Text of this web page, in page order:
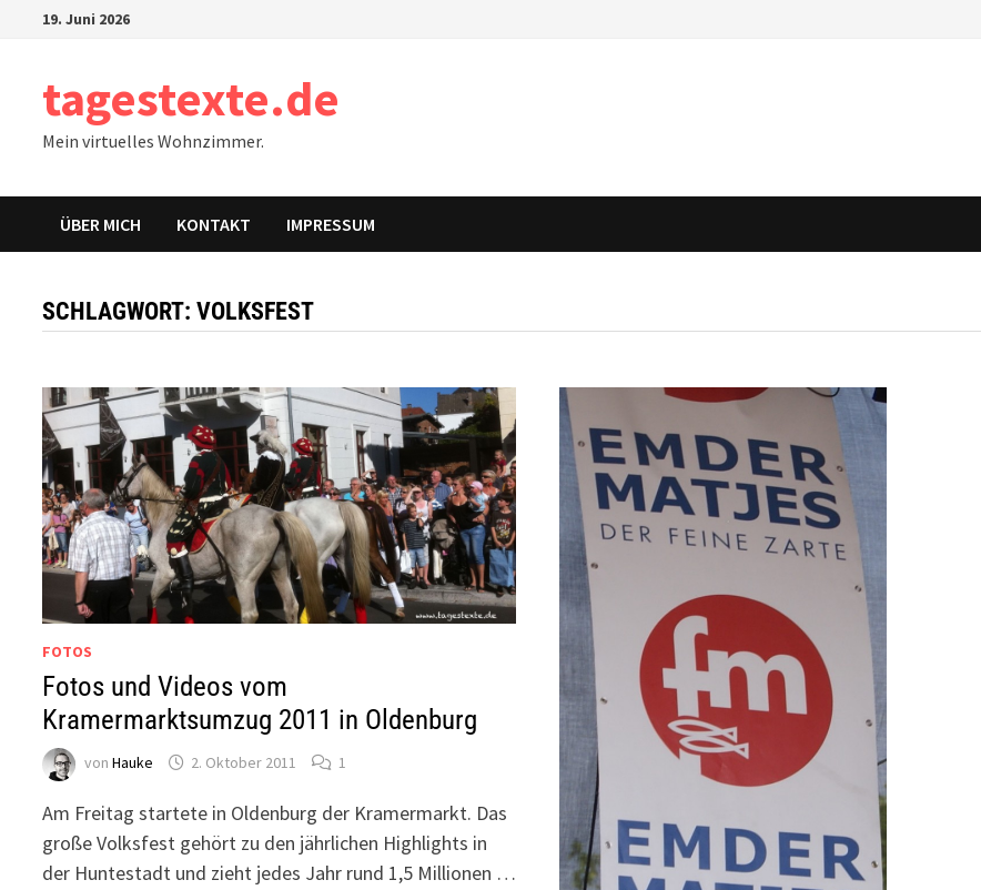
19. Juni 2026
tagestexte.de
Mein virtuelles Wohnzimmer.
ÜBER MICH KONTAKT IMPRESSUM
SCHLAGWORT:VOLKSFEST
FOTOS
Fotos und Videos vom
Kramermarktsumzug 2011 in Oldenburg
vonHauke 2. Oktober 2011 1
Am Freitag startete in Oldenburg der Kramermarkt. Das
große Volksfest gehört zu den jährlichen Highlights in
der Huntestadt und zieht jedes Jahr rund 1,5 Millionen …